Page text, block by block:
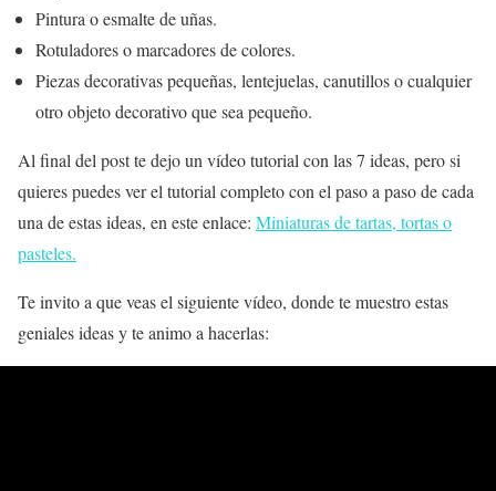
Pintura o esmalte de uñas.
Rotuladores o marcadores de colores.
Piezas decorativas pequeñas, lentejuelas, canutillos o cualquier
otro objeto decorativo que sea pequeño.
Al final del post te dejo un vídeo tutorial con las 7 ideas, pero si
quieres puedes ver el tutorial completo con el paso a paso de cada
una de estas ideas, en este enlace: Miniaturas de tartas, tortas o
pasteles.
Te invito a que veas el siguiente vídeo, donde te muestro estas
geniales ideas y te animo a hacerlas: